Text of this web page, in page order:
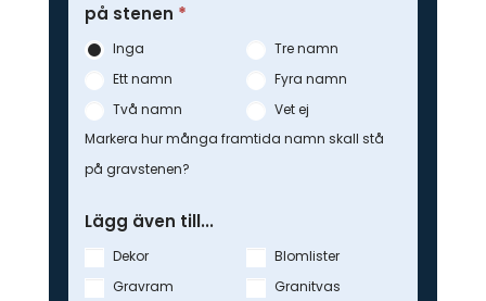
på stenen *
Inga
Tre namn
Ett namn
Fyra namn
Två namn
Vet ej
Markera hur många framtida namn skall stå
på gravstenen?
Lägg även till...
Dekor
Blomlister
Gravram
Granitvas